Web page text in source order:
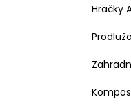
Hračky